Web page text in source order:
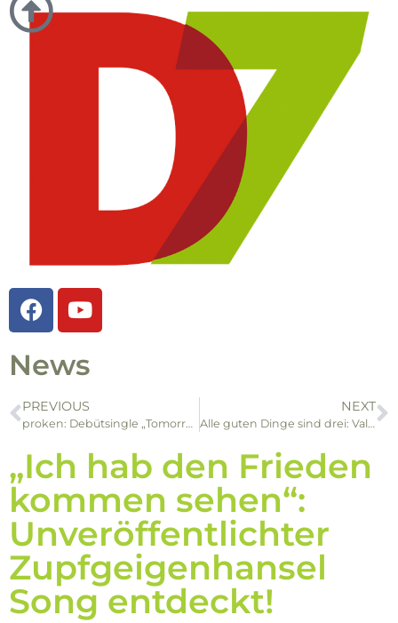
News
PREVIOUS
proken: Debütsingle „Tomorrow is now“ stürmt die Amazoncharts!
NEXT
Alle guten Dinge sind drei: Valenteano feiert drei Releases!
„Ich hab den Frieden
kommen sehen“:
Unveröffentlichter
Zupfgeigenhansel
Song entdeckt!